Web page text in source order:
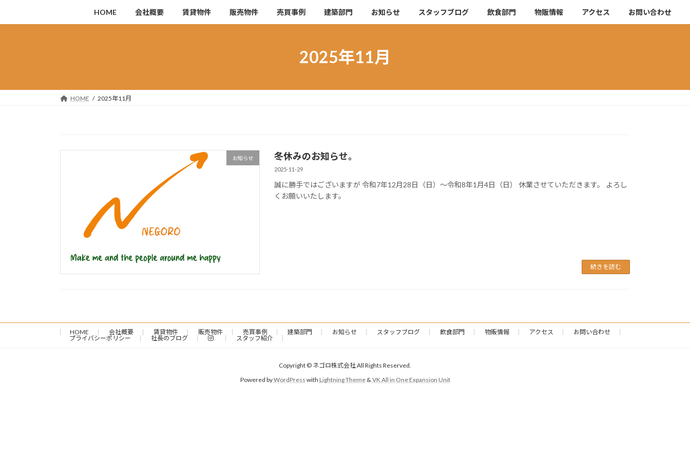
キ
に
HOME 会社概要 賃貸物件 販売物件 売買事例 建築部門 お知らせ スタッフブログ 飲食部門 物販情報 アクセス お問い合わせ
2025年11月
HOME 2025年11月
お知らせ 冬休みのお知らせ。
2025-11-29
誠に勝手ではございますが 令和7年12月28日（日）～令和8年1月4日（日） 休業させていただきます。 よろし
くお願いいたします。
続きを読む
HOME 会社概要 賃貸物件 販売物件 売買事例 建築部門 お知らせ スタッフブログ 飲食部門 物販情報 アクセス
お問い合わせ
プライバシーポリシー
社長のブログ スタッフ紹介
Copyright © ネゴロ株式会社 All Rights Reserved.
Powered byWordPress with Lightning Theme& VK All in One Expansion Unit